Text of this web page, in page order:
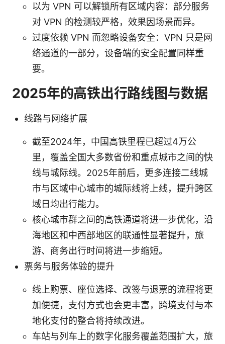
以为 VPN 可以解锁所有区域内容：部分服务
对 VPN 的检测较严格，效果因场景而异。
过度依赖 VPN 而忽略设备安全：VPN 只是网
络通道的一部分，设备端的安全配置同样重
要。
2025年的高铁出行路线图与数据
线路与网络扩展
截至2024年，中国高铁里程已超过4万公
里，覆盖全国大多数省份和重点城市之间的快
线与城际线。2025年前后，更多连接二线城
市与区域中心城市的城际线将上线，提升跨区
域日均出行能力。
核心城市群之间的高铁通道将进一步优化，沿
海地区和中西部地区的联通性显著提升，旅
游、商务出行时间将进一步缩短。
票务与服务体验的提升
线上购票、座位选择、改签与退票的流程将更
加便捷，支付方式也会更丰富，跨境支付与本
地化支付的整合将持续改进。
车站与列车上的数字化服务覆盖范围扩大，旅